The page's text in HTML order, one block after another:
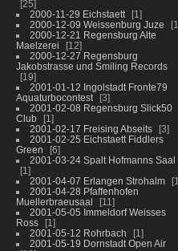
25
2000-11-29 Eichstaett
1
2000-12-09 Weissenburg Juze
1
2000-12-21 Regensburg Alte
Maelzerei
12
2000-12-27 Regensburg
Jakobstrasse und Smiling Records
19
2001-01-12 Ingolstadt Fronte79
Aquaturbocontest
3
2001-02-08 Regensburg Slick50
Club
1
2001-02-17 Freising Abseits
3
2001-02-25 Eichstaett Fiddlers
Green
6
2001-03-24 Spalt Hofmanns Saal
1
2001-04-07 Erlangen Strohalm
1
2001-04-28 Pfaffenhofen
Muellerbraeusaal
11
2001-05-05 Immeldorf Weisses
Ross
1
2001-05-12 Rohrbach
1
2001-05-19 Dornstadt Open Air